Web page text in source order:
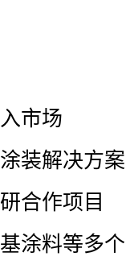
市场
装解决方案
合作项目
涂料等多个